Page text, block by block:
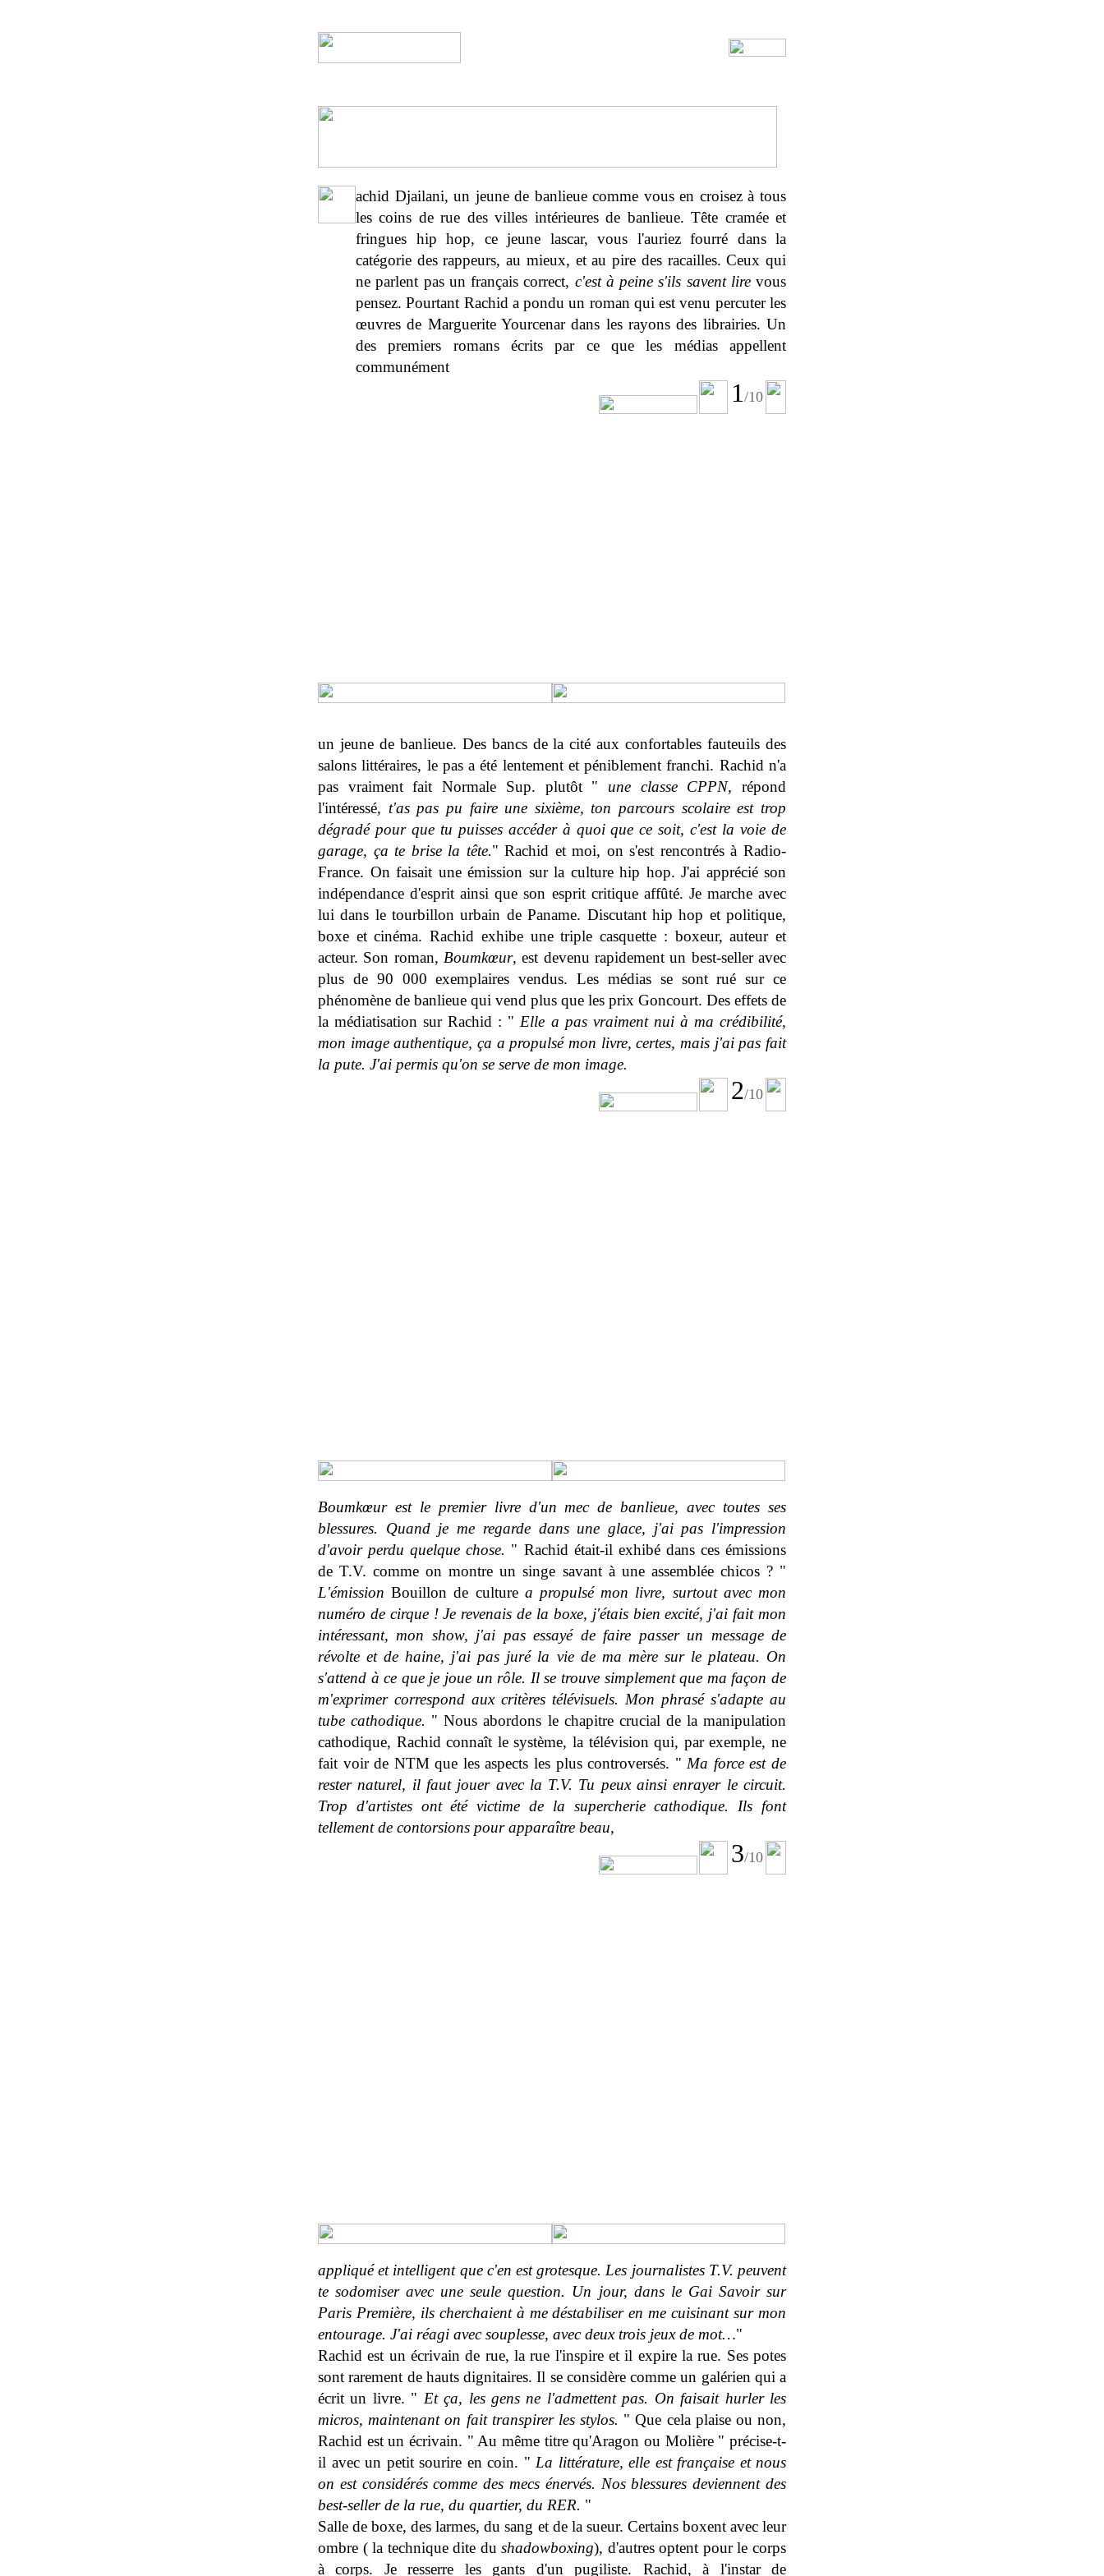
achid Djailani, un jeune de banlieue comme vous en croisez à tous
les coins de rue des villes intérieures de banlieue. Tête cramée et
fringues hip hop, ce jeune lascar, vous l'auriez fourré dans la
catégorie des rappeurs, au mieux, et au pire des racailles. Ceux qui
ne parlent pas un français correct, c'est à peine s'ils savent lirevous
pensez. Pourtant Rachid a pondu un roman qui est venu percuter les
œuvres de Marguerite Yourcenar dans les rayons des librairies. Un
des premiers romans écrits par ce que les médias appellent
communément
1 /10
un jeune de banlieue. Des bancs de la cité aux confortables fauteuils des
salons littéraires, le pas a été lentement et péniblement franchi. Rachid n'a
pas vraiment fait Normale Sup. plutôt " une classe CPPN,répond
l'intéressé, t'as pas pu faire une sixième, ton parcours scolaire est trop
dégradé pour que tu puisses accéder à quoi que ce soit, c'est la voie de
garage, ça te brise la tête." Rachid et moi, on s'est rencontrés à Radio-
France. On faisait une émission sur la culture hip hop. J'ai apprécié son
indépendance d'esprit ainsi que son esprit critique affûté. Je marche avec
lui dans le tourbillon urbain de Paname. Discutant hip hop et politique,
boxe et cinéma. Rachid exhibe une triple casquette : boxeur, auteur et
acteur. Son roman, Boumkœur, est devenu rapidement un best-seller avec
plus de 90 000 exemplaires vendus. Les médias se sont rué sur ce
phénomène de banlieue qui vend plus que les prix Goncourt. Des effets de
la médiatisation sur Rachid : " Elle a pas vraiment nui à ma crédibilité,
mon image authentique, ça a propulsé mon livre, certes, mais j'ai pas fait
la pute. J'ai permis qu'on se serve de mon image.
2/10
Boumkœur est le premier livre d'un mec de banlieue, avec toutes ses
blessures. Quand je me regarde dans une glace, j'ai pas l'impression
d'avoir perdu quelque chose. " Rachid était-il exhibé dans ces émissions
de T.V. comme on montre un singe savant à une assemblée chicos ? "
L'émission Bouillon de culture a propulsé mon livre, surtout avec mon
numéro de cirque ! Je revenais de la boxe, j'étais bien excité, j'ai fait mon
intéressant, mon show, j'ai pas essayé de faire passer un message de
révolte et de haine, j'ai pas juré la vie de ma mère sur le plateau. On
s'attend à ce que je joue un rôle. Il se trouve simplement que ma façon de
m'exprimer correspond aux critères télévisuels. Mon phrasé s'adapte au
tube cathodique. " Nous abordons le chapitre crucial de la manipulation
cathodique, Rachid connaît le système, la télévision qui, par exemple, ne
fait voir de NTM que les aspects les plus controversés. " Ma force est de
rester naturel, il faut jouer avec la T.V. Tu peux ainsi enrayer le circuit.
Trop d'artistes ont été victime de la supercherie cathodique. Ils font
tellement de contorsions pour apparaître beau,
3/10
appliqué et intelligent que c'en est grotesque. Les journalistes T.V. peuvent
te sodomiser avec une seule question. Un jour, dans le Gai Savoir sur
Paris Première, ils cherchaient à me déstabiliser en me cuisinant sur mon
entourage. J'ai réagi avec souplesse, avec deux trois jeux de mot…"
Rachid est un écrivain de rue, la rue l'inspire et il expire la rue. Ses potes
sont rarement de hauts dignitaires. Il se considère comme un galérien qui a
écrit un livre. " Et ça, les gens ne l'admettent pas. On faisait hurler les
micros, maintenant on fait transpirer les stylos. " Que cela plaise ou non,
Rachid est un écrivain. " Au même titre qu'Aragon ou Molière " précise-t-
il avec un petit sourire en coin. " La littérature, elle est française et nous
on est considérés comme des mecs énervés. Nos blessures deviennent des
best-seller de la rue, du quartier, du RER. "
Salle de boxe, des larmes, du sang et de la sueur. Certains boxent avec leur
ombre ( la technique dite dushadowboxing), d'autres optent pour le corps
à corps. Je resserre les gants d'un pugiliste. Rachid, à l'instar de